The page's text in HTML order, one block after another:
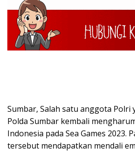
Sumbar, Salah satu anggota Polri
Polda Sumbar kembali
Indonesia pada Sea Games 2023.
tersebut mendapatkan mendali